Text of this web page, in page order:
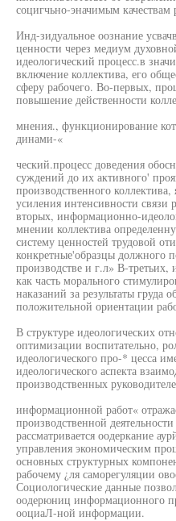
социгчьно-эначимым качествам
Инд-зидуальное оознание
ценности через медиум
идеологический процесс.в
включение коллектива, его
сферу рабочего. Во-первых,
повышение действенности
мнения., функционирование
динами-«
ческий.процесс доведения
суждений до их активного'
производственного
усиления интенсивности связи
вторых, информационно-
мнении коллектива
систему ценностей трудовой
конкретные'образцы должного
производстве и г.л» В-третьих,
как часть морального
наказаний за результаты груда
положительной ориентации
В структуре идеологических
оптимизации воспитательно,
идеологического про-* цесса
идеологического аспекта
производственных
информационной работ«
производственной
рассматривается оодеркание
управления экономическим
основных структурных
рабочему ¿ля саморегуляции
Социологические данные
оодерюниц информационного
ооциаЛ-ной информации.